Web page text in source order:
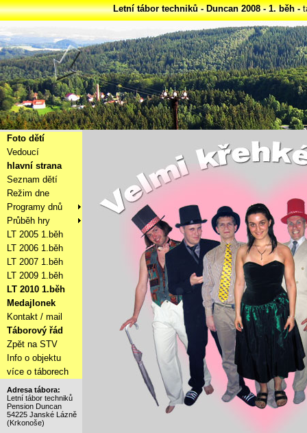
Letní tábor techniků - Duncan 2008 - 1. běh -
Foto dětí
Vedoucí
hlavní strana
Seznam dětí
Režim dne
Programy dnů
Průběh hry
LT 2005 1.běh
LT 2006 1.běh
LT 2007 1.běh
LT 2009 1.běh
LT 2010 1.běh
Medajlonek
Kontakt / mail
Táborový řád
Zpět na STV
Info o objektu
více o táborech
Adresa tábora:
Letní tábor techniků
Pension Duncan
54225 Janské Lázně
(Krkonoše)